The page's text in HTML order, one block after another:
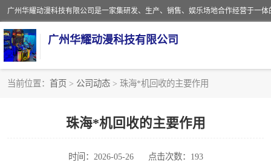
广州华耀动漫科技有限公司
当前位置： 首页 > 公司动态 > 珠海*机回收的主要作用
珠海*机回收的主要作用
时间：2026-05-26 点击次数：193